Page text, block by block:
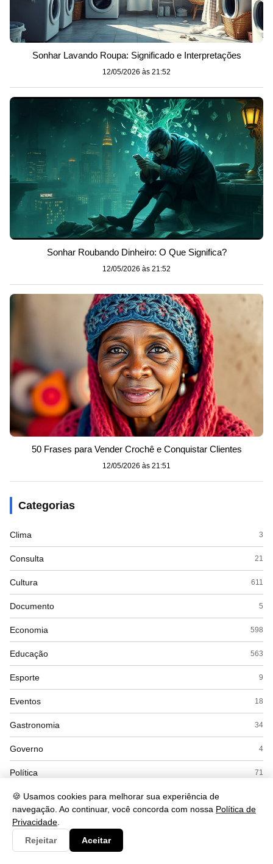
🍪 Usamos cookies para melhorar sua experiência de
navegação. Ao continuar, você concorda com nossa Política de
Privacidade
Rejeitar
Aceitar
Sonhar Lavando Roupa: Significado e Interpretações
12/05/2026 às 21:52
Sonhar Roubando Dinheiro: O Que Significa?
12/05/2026 às 21:52
50 Frases para Vender Crochê e Conquistar Clientes
12/05/2026 às 21:51
Categorias
Clima 3
Consulta 21
Cultura 611
Documento 5
Economia 598
Educação 563
Esporte 9
Eventos 18
Gastronomia 34
Governo 4
Política 71
Saúde
Segurança
Tecnologia